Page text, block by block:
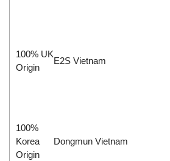
100% UK
Origin
E2S Vietnam
100%
Korea
Origin
Dongmun Vietnam